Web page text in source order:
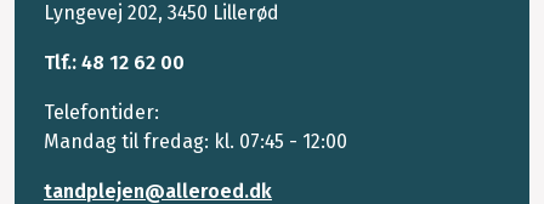
Lyngevej 202, 3450 Lillerød
Tlf.: 48 12 62 00
Telefontider:
Mandag til fredag: kl. 07:45 - 12:00
tandplejen@alleroed.dk